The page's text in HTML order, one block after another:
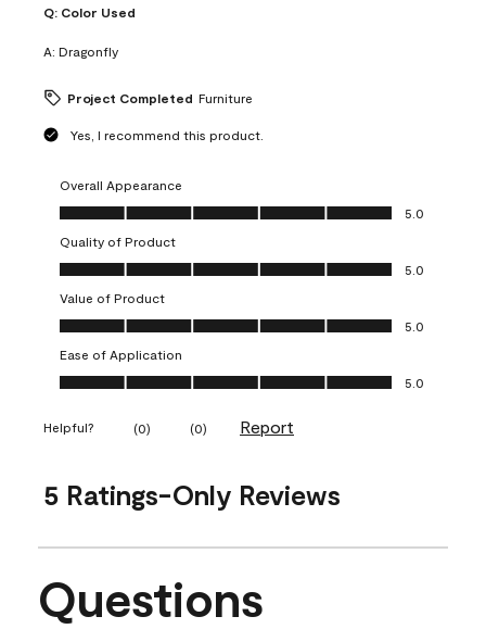
Q: Color Used
A: Dragonfly
Project Completed Furniture
Yes, I recommend this product.
Overall Appearance
Overall Appearance, 5.0 out of 5
5.0
Quality of Product
Quality of Product, 5.0 out of 5
5.0
Value of Product
Value of Product, 5.0 out of 5
5.0
Ease of Application
Ease of Application, 5.0 out of 5
5.0
Helpful? (0) (0) Report
5 Ratings-Only Reviews
No questions have been asked about this product.
Questions